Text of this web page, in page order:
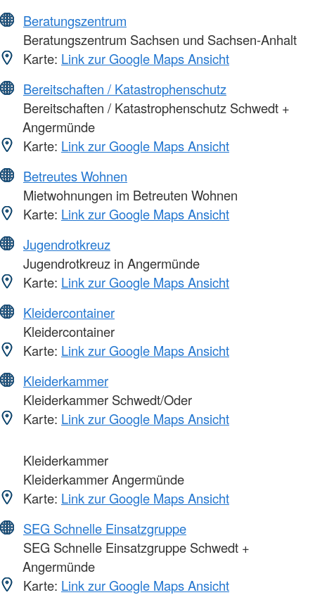
Beratungszentrum
Beratungszentrum Sachsen und Sachsen-Anhalt
Karte: Link zur Google Maps Ansicht
Bereitschaften / Katastrophenschutz
Bereitschaften / Katastrophenschutz Schwedt +
Angermünde
Karte: Link zur Google Maps Ansicht
Betreutes Wohnen
Mietwohnungen im Betreuten Wohnen
Karte: Link zur Google Maps Ansicht
Jugendrotkreuz
Jugendrotkreuz in Angermünde
Karte: Link zur Google Maps Ansicht
Kleidercontainer
Kleidercontainer
Karte: Link zur Google Maps Ansicht
Kleiderkammer
Kleiderkammer Schwedt/Oder
Karte: Link zur Google Maps Ansicht
Kleiderkammer
Kleiderkammer Angermünde
Karte: Link zur Google Maps Ansicht
SEG Schnelle Einsatzgruppe
SEG Schnelle Einsatzgruppe Schwedt +
Angermünde
Karte: Link zur Google Maps Ansicht